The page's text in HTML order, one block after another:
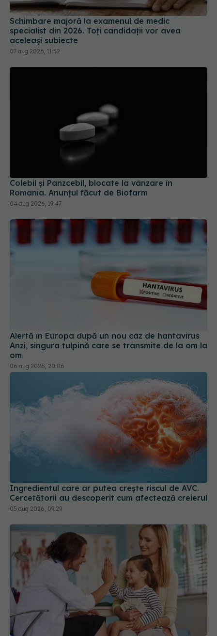
Schimbare majoră la examenul de medic
specialist din 2026. Toți candidații vor avea
aceleași subiecte
07 aug 2026, 11:52
Colebil și Panzcebil, blocate la vânzare în
România. Anunțul făcut de Biofarm
04 aug 2026, 19:47
Alertă în Europa după un nou caz de hantavirus
Anzi, singura tulpină care se transmite de la om la
om
06 aug 2026, 20:06
Ingredientul care ar putea crește riscul de AVC.
Cercetătorii au descoperit cum afectează creierul
05 aug 2026, 09:29